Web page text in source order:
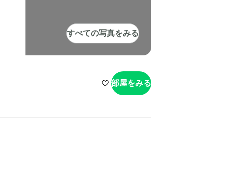
すべての写真をみる
部屋をみる